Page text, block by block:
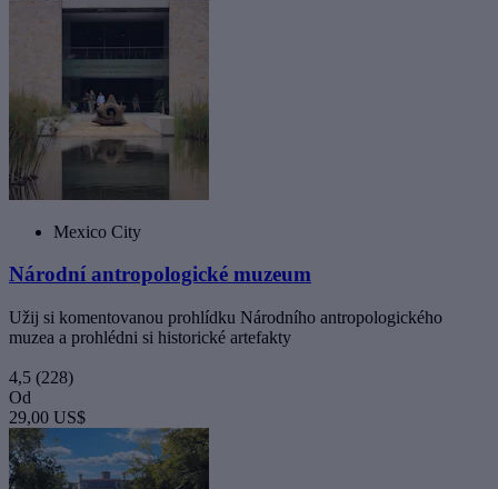
Mexico City
Národní antropologické muzeum
Užij si komentovanou prohlídku Národního antropologického
muzea a prohlédni si historické artefakty
4,5 (228)
Od
29,00 US$